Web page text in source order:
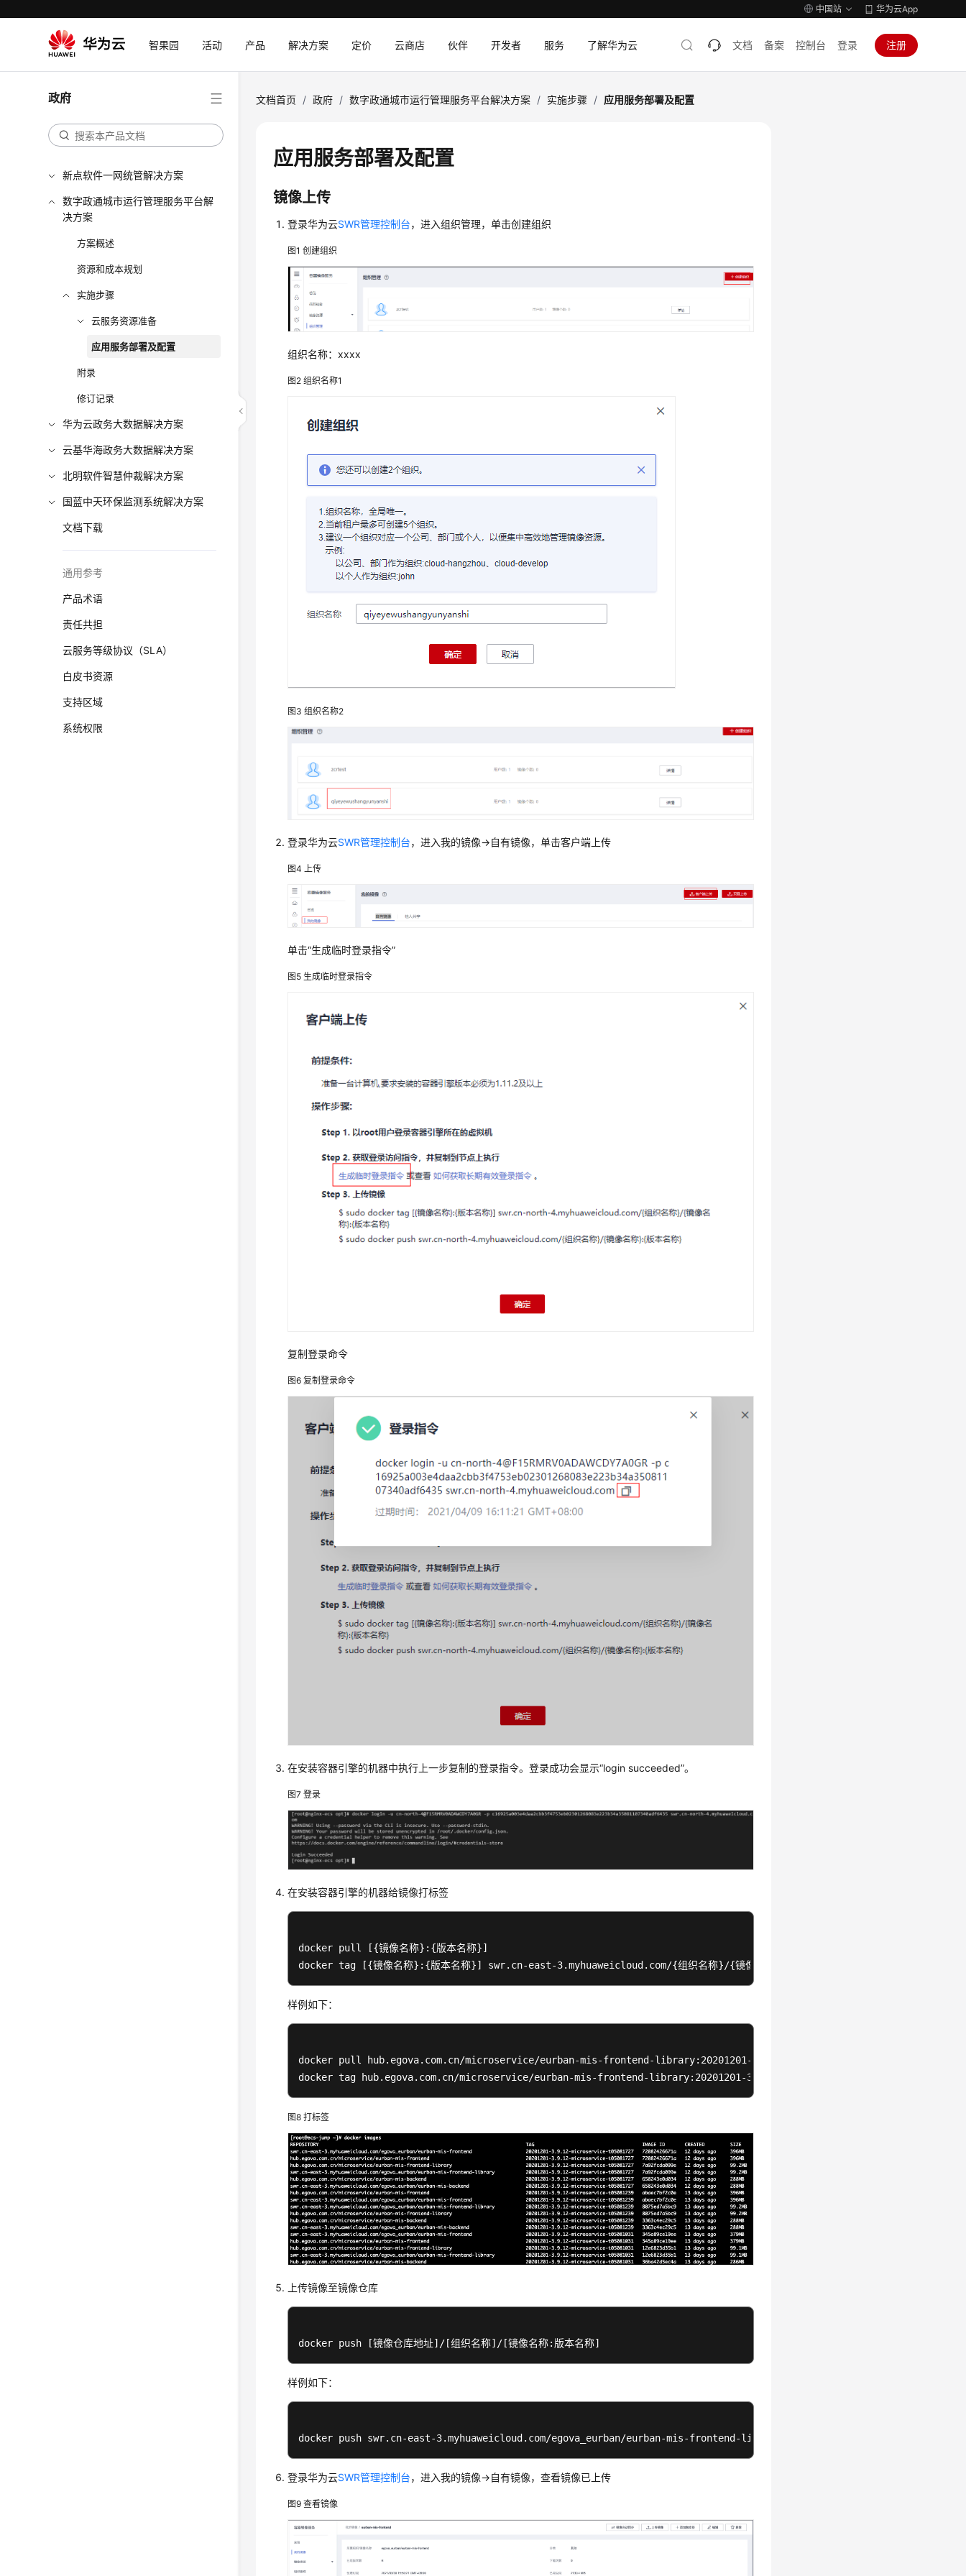
中国站 华为云App
智果园 活动 产品 解决方案 定价 云商店 伙伴 开发者 服务 了解华为云 文档 备案 控制台 登录 注册
政府
新点软件一网统管解决方案
数字政通城市运行管理服务平台解
决方案
方案概述
资源和成本规划
实施步骤
云服务资源准备
应用服务部署及配置
附录
修订记录
华为云政务大数据解决方案
云基华海政务大数据解决方案
北明软件智慧仲裁解决方案
国蓝中天环保监测系统解决方案
文档下载
通用参考
产品术语
责任共担
云服务等级协议（SLA）
白皮书资源
支持区域
系统权限
文档首页 / 政府 / 数字政通城市运行管理服务平台解决方案 / 实施步骤 / 应用服务部署及配置
应用服务部署及配置
镜像上传
登录华为云SWR管理控制台，进入组织管理，单击创建组织
图1创建组织
组织名称：xxxx
图2组织名称1
图3组织名称2
登录华为云SWR管理控制台，进入我的镜像->自有镜像，单击客户端上传
图4 上传
单击“生成临时登录指令”
图5 生成临时登录指令
复制登录命令
图6复制登录命令
在安装容器引擎的机器中执行上一步复制的登录指令。登录成功会显示“login succeeded”。
图7登录
在安装容器引擎的机器给镜像打标签
docker pull
[{镜像名称}:{版本名称}]
docker tag
[{镜像名称}:{版本名称}] swr.cn-east-3.myhuaweicloud .com/{组织名称}/{镜像名称}:{版本名称}
样例如下：
docker pull hub.egova.com.cn/microservice/eurban-mis-frontend-library:20201201-3.9.12-microservice-t04251036
docker tag hub.egova.com.cn/microservice/eurban-mis-frontend-library:20201201-3.9.12-microservice-t04251036
图8打标签
上传镜像至镜像仓库
docker push [镜像仓库地址] /[组织名称] /[镜像名称:版本名称]
样例如下：
docker push swr.cn-east-3.myhuaweicloud.com/egova_eurban/eurban-mis-frontend-library:20201201-3.9.12-microservice-
登录华为云SWR管理控制台，进入我的镜像->自有镜像，查看镜像已上传
图9查看镜像